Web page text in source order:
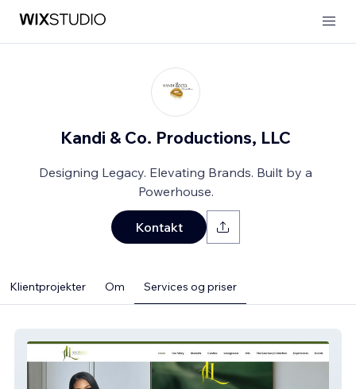
Kandi & Co. Productions, LLC
Designing Legacy. Elevating Brands. Built by a
Powerhouse.
Kontakt
Klientprojekter Om Services og priser